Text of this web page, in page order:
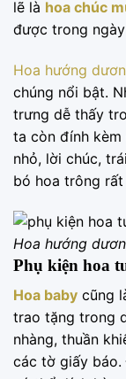
lẽ là hoa chúc
được trong ngày
Hoa hướng
chúng nổi bật.
trưng dễ thấy
ta còn đính kèm
nhỏ, lời chúc,
bó hoa trông
Hoa hướng
Phụ kiện hoa
Hoa baby cũng
trao tặng trong
nhàng, thuần
các tờ giấy báo.